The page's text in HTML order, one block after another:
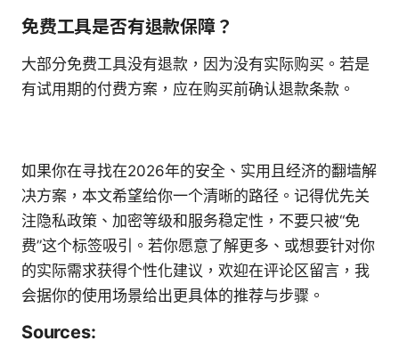
免费工具是否有退款保障？
大部分免费工具没有退款，因为没有实际购买。若是
有试用期的付费方案，应在购买前确认退款条款。
如果你在寻找在2026年的安全、实用且经济的翻墙解
决方案，本文希望给你一个清晰的路径。记得优先关
注隐私政策、加密等级和服务稳定性，不要只被“免
费”这个标签吸引。若你愿意了解更多、或想要针对你
的实际需求获得个性化建议，欢迎在评论区留言，我
会据你的使用场景给出更具体的推荐与步骤。
Sources: